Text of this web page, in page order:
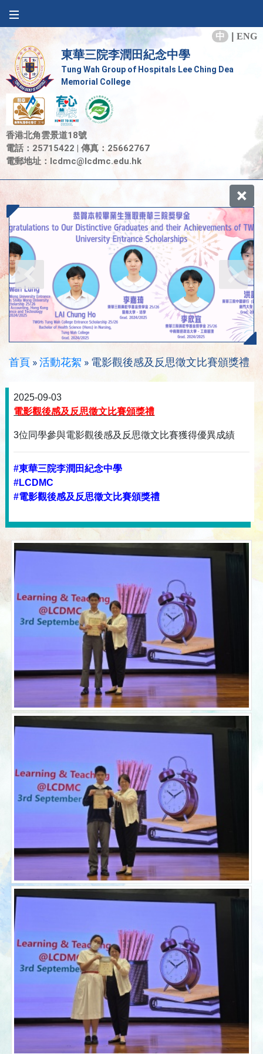
中 ENG
東華三院李潤田紀念中學
Tung Wah Group of Hospitals Lee Ching Dea
Memorial College
香港北角雲景道18號
電話：25715422 | 傳真：25662767
電郵地址： lcdmc@lcdmc.edu.hk
首頁 »活動花絮 » 電影觀後感及反思徵文比賽頒獎禮
2025-09-03
電影觀後感及反思徵文比賽頒獎禮
3位同學參與電影觀後感及反思徵文比賽獲得優異成績
#東華三院李潤田紀念中學
#LCDMC
#電影觀後感及反思徵文比賽頒獎禮